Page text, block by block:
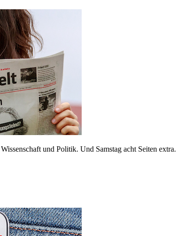
und Politik. Und Samstag acht Seiten extra.